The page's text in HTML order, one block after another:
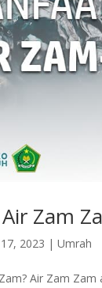
Zam
2023 |Umrah
Air Zam